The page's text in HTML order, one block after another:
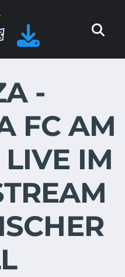
-
FC AM
IM